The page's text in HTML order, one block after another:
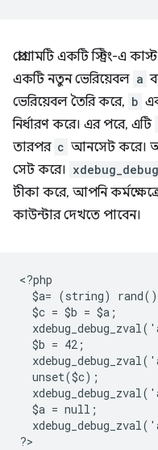
প্রোগ্রামটি একটি স্ট্রিং-এ
একটি নতুন ভেরিয়েবল a
ভেরিয়েবল তৈরি করে, b
নির্ধারণ করে। এর পরে, এটি
তারপর c আনসেট করে।
সেট করে।
টীকা করে, আপনি
কাউন্টার দেখতে পাবেন।
<?php
$a= (string)
  $c = $b = $a;
  $b = 42;
  unset($c);
  $a = null;
?